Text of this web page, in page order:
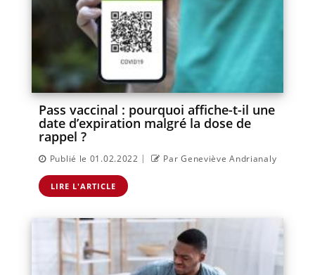
Pass vaccinal : pourquoi affiche-t-il une
date d’expiration malgré la dose de
rappel ?
Publié le 01.02.2022 | Par Geneviève Andrianaly
LIRE L'ARTICLE